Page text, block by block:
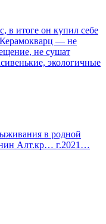
в итоге он купил себе
Керамокварц — не
не сушат
экологичные
в родной
Алт.кр… г.2021…